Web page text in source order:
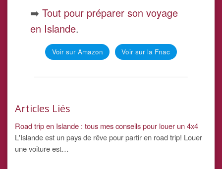
➡️Tout pour préparer son voyage
en Islande.
Voir sur Amazon Voir sur la Fnac
Articles Liés
Road trip en Islande : tous mes conseils pour louer un 4x4
L'Islande est un pays de rêve pour partir en road trip! Louer
une voiture est…